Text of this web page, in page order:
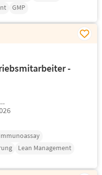
GMP
-
Lean Management